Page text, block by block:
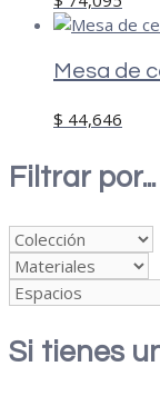
Mesa de
$ 44,646
Filtrar por...
Si tienes